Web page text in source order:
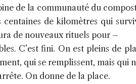
de la communauté du
centaines de kilomètres qui
de nouveaux rituels pour –
C’est fini. On est pleins de
qui se remplissent, mais qui
On donne de la place.